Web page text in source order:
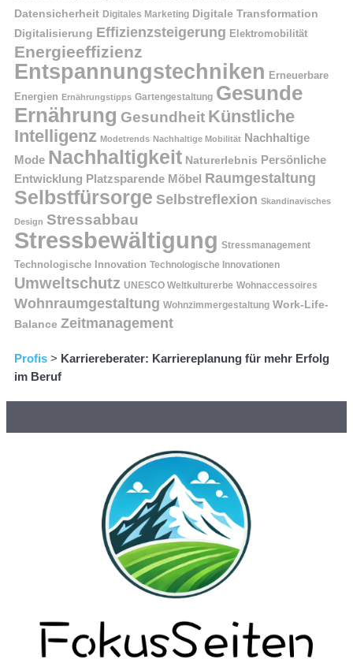
Datensicherheit Digitales Marketing Digitale Transformation
Digitalisierung Effizienzsteigerung Elektromobilität
Energieeffizienz
Entspannungstechniken Erneuerbare
Energien Ernährungstipps Gartengestaltung Gesunde
Ernährung Gesundheit Künstliche
Intelligenz Modetrends Nachhaltige Mobilität Nachhaltige
Mode Nachhaltigkeit Naturerlebnis Persönliche
Entwicklung Platzsparende Möbel Raumgestaltung
Selbstfürsorge Selbstreflexion Skandinavisches
Design Stressabbau
Stressbewältigung Stressmanagement
Technologische Innovation Technologische Innovationen
Umweltschutz UNESCO Weltkulturerbe Wohnaccessoires
Wohnraumgestaltung Wohnzimmergestaltung Work-Life-
Balance Zeitmanagement
Profis > Karriereberater: Karriereplanung für mehr Erfolg
im Beruf